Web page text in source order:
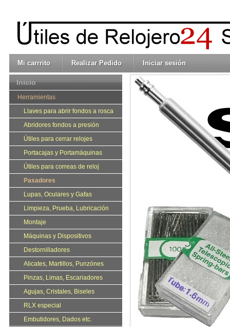
Mi carrrito Realizar Pedido Iniciar sesión
Inicio
Herramientas
Llaves para abrir fondos a rosca
Abridores fondos a presión
Útiles para cerrar relojes
Portacajas y Portamáquinas
Útiles para correas de reloj
Pasadores
Lupas, Oculares y Gafas
Limpieza, Prueba, Lubricación
Montaje
Máquinas y Dispositivos
Destornilladores
Alicates, Martillos, Punzónes
Pinzas, Limas, Escariadores
Agujas, Cristales, Biseles
RLX especial
Embutidores, Dados etc.